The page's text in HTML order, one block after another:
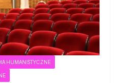
HUMANISTYCZNE